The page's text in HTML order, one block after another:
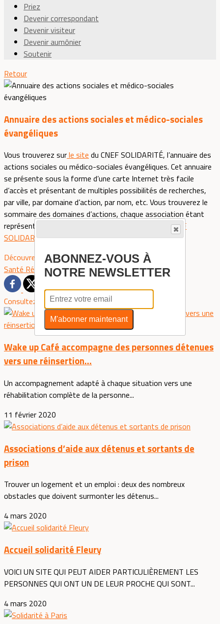
Priez
Devenir correspondant
Devenir visiteur
Devenir aumônier
Soutenir
Retour
Annuaire des actions sociales et médico-sociales
évangéliques
Vous trouverez surle site du CNEF SOLIDARITÉ, l’annuaire des
actions sociales ou médico-sociales évangéliques. Cet annuaire
se présente sous la forme d’une carte Internet très facile
d’accès et présentant de multiples possibilités de recherches,
par ville, par domaine d’action, par nom, etc. Vous trouverez le
sommaire des domaines d’actions, chaque association étant
représentée par l’action principale qu’elle fait. Site
CNEF
SOLIDARITÉ
Découvrez davantage d'articles sur ces thèmes :
Santé RéinsertionTravail Hébergement
Consultez également
Wake up Café accompagne des personnes détenues
vers une réinsertion...
Un accompagnement adapté à chaque situation vers une
réhabilitation complète de la personne...
11 février 2020
Associations d’aide aux détenus et sortants de
prison
Trouver un logement et un emploi : deux des nombreux
obstacles que doivent surmonter les détenus...
4 mars 2020
Accueil solidarité Fleury
VOICI UN SITE QUI PEUT AIDER PARTICULIÈREMENT LES
PERSONNES QUI ONT UN DE LEUR PROCHE QUI SONT...
4 mars 2020
ABONNEZ-VOUS À
NOTRE NEWSLETTER
M'abonner maintenant